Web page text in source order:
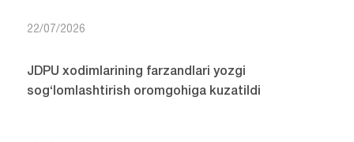
22/07/2026
JDPU xodimlarining farzandlari yozgi
sog‘lomlashtirish oromgohiga kuzatildi